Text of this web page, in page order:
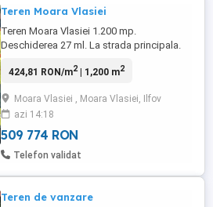
Teren Moara Vlasiei
Teren Moara Vlasiei 1.200 mp.
Deschiderea 27 ml. La strada principala.
casa bătrânesc. 49 si 79 mp. Se pot
fix.
424,81 RON/m2| 1,200 m2
Moara Vlasiei , Moara Vlasiei, Ilfov
azi 14:18
509 774 RON
Telefon validat
Teren de vanzare